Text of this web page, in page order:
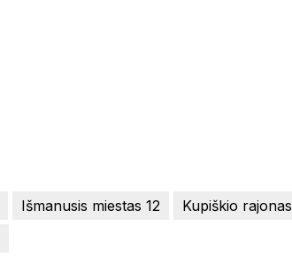
Išmanusis miestas 12
Kupiškio rajonas